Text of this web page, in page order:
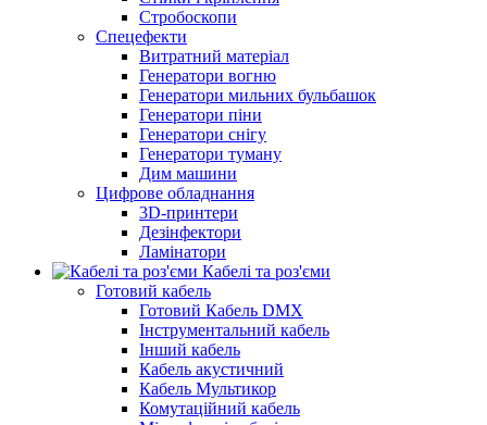
Стробоскопи
Спецефекти
Витратний матеріал
Генератори вогню
Генератори мильних бульбашок
Генератори піни
Генератори снігу
Генератори туману
Дим машини
Цифрове обладнання
3D-принтери
Дезінфектори
Ламінатори
Кабелі та роз'єми
Готовий кабель
Готовий Кабель DMX
Інструментальний кабель
Інший кабель
Кабель акустичний
Кабель Мультикор
Комутаційний кабель